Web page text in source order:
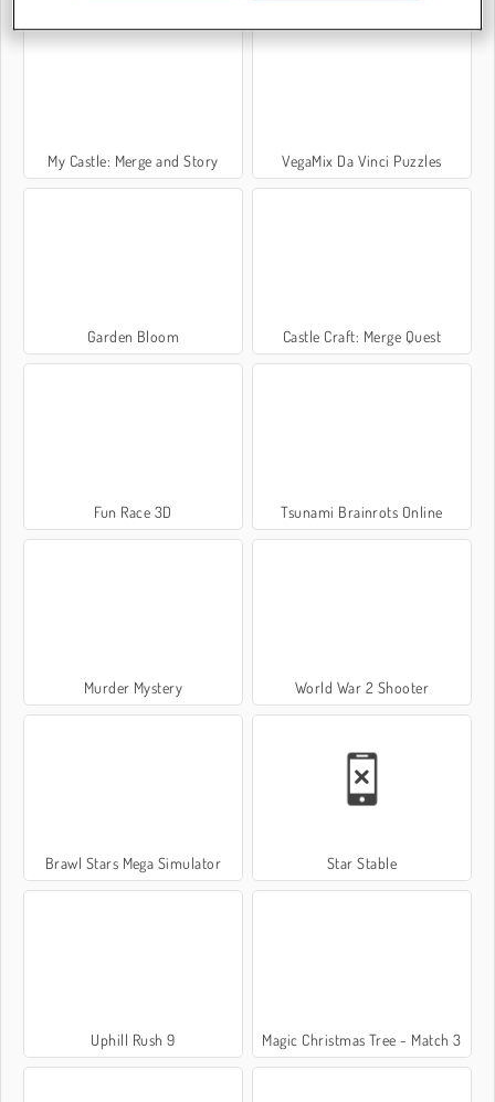
My Castle: Merge and Story VegaMix Da Vinci Puzzles
Garden Bloom Castle Craft: Merge Quest
Fun Race 3D Tsunami Brainrots Online
Murder Mystery World War 2 Shooter
Brawl Stars Mega Simulator Star Stable
Uphill Rush 9 Magic Christmas Tree - Match 3